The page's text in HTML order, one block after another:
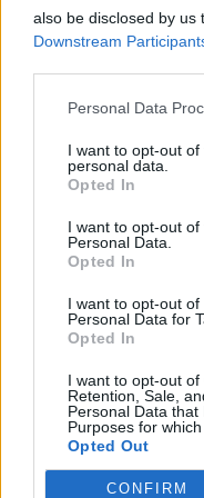
also be disclosed by us
Downstream
Personal Data
I want to opt-out
personal data.
Opted In
I want to opt-out
Personal Data.
Opted In
I want to opt-out
Personal Data for
Opted In
I want to opt-out of
Retention, Sale,
Personal Data
Purposes for
Opted Out
CONFIRM
Aktuelt
Gasudslip i
Journalist
05. august 2026 kl. 14.21
Opdateret kl. 17.15
kontrol, oplyser
RANUM: En
i Ranum får nu